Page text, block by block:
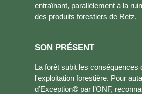
entraînant, parallèlement à la
des produits forestiers de Retz.
SON PRÉSENT
La forêt subit les
l'exploitation forestière. Pour
d’Exception® par l’ONF,